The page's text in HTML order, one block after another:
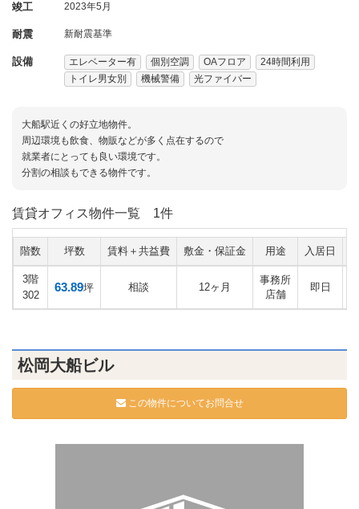
竣工 2023年5月
耐震 新耐震基準
設備 エレベーター有 個別空調 OAフロア
24時間利用
トイレ男女別
機械警備 光ファイバー
大船駅近くの好立地物件。
周辺環境も飲食、物販などが多く点在するので
就業者にとっても良い環境です。
分割の相談もできる物件です。
賃貸オフィス物件一覧 1件
階数 坪数 賃料＋共益費 敷金・保証金 用途 入居日
3階
302
63.89坪 相談 12ヶ月
事務所
店舗
即日
松岡大船ビル
この物件についてお問合せ